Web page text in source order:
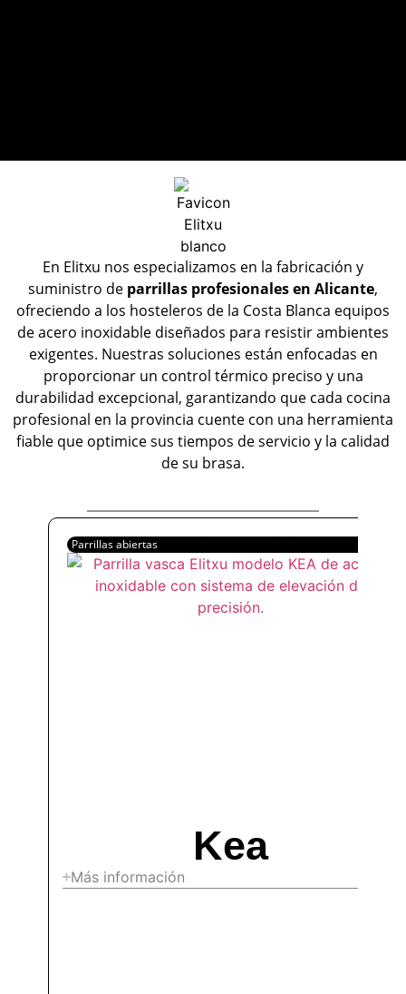
En Elitxu nos especializamos en la fabricación y
suministro de parrillas profesionales en Alicante,
ofreciendo a los hosteleros de la Costa Blanca equipos
de acero inoxidable diseñados para resistir ambientes
exigentes. Nuestras soluciones están enfocadas en
proporcionar un control térmico preciso y una
durabilidad excepcional, garantizando que cada cocina
profesional en la provincia cuente con una herramienta
fiable que optimice sus tiempos de servicio y la calidad
de su brasa.
Parrillas abiertas
Kea
Más información